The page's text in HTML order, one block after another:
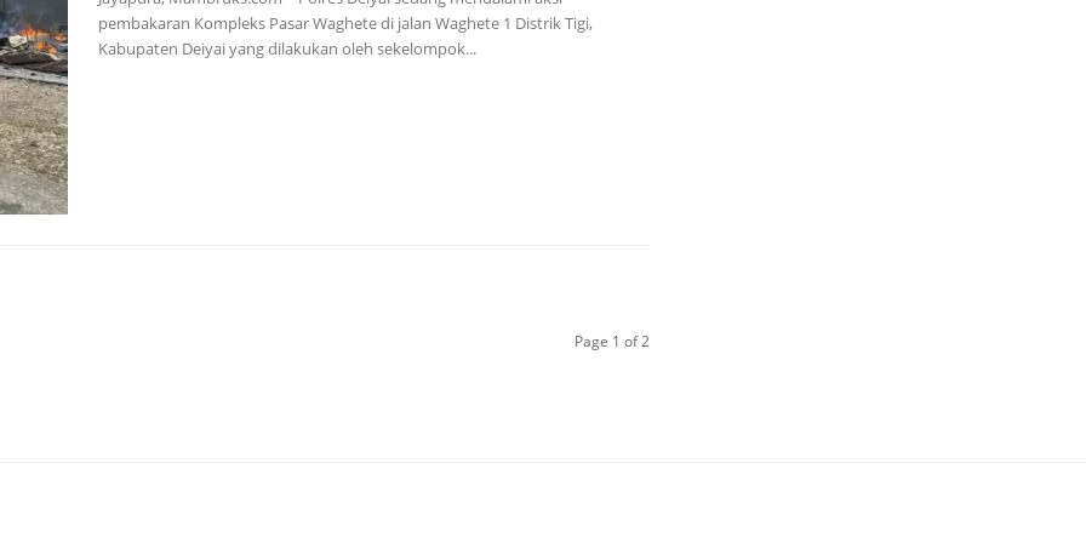
pembakaran Kompleks Pasar Waghete di jalan Waghete 1 Distrik Tigi,
Kabupaten Deiyai yang dilakukan oleh sekelompok...
Page 1 of 2